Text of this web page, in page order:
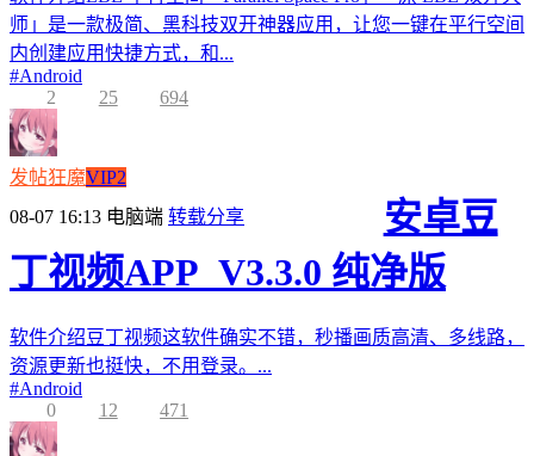
师」是一款极简、黑科技双开神器应用，让您一键在平行空间
内创建应用快捷方式，和...
#Android
2
25 694
发帖狂魔VIP2
08-07 16:13 电脑端 转载分享
安卓豆
丁视频APP_V3.3.0 纯净版
软件介绍豆丁视频这软件确实不错，秒播画质高清、多线路，
资源更新也挺快，不用登录。...
#Android
0
12 471